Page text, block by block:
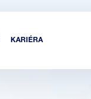
KARIÉRA